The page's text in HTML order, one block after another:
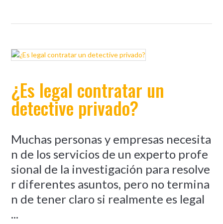
¿Es legal contratar un
detective privado?
Muchas personas y empresas necesita
n de los servicios de un experto profe
sional de la investigación para resolve
r diferentes asuntos, pero no termina
n de tener claro si realmente es legal
...